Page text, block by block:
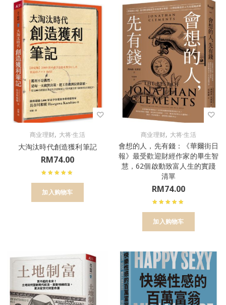
商业理财, 大将·生活
大淘汰時代創造獲利筆記
RM74.00
加入购物车
商业理财, 大将·生活
會想的人，先有錢：《華爾街日
報》最受歡迎財經作家的畢生智
慧，62個啟動致富人生的實踐
清單
RM74.00
加入购物车